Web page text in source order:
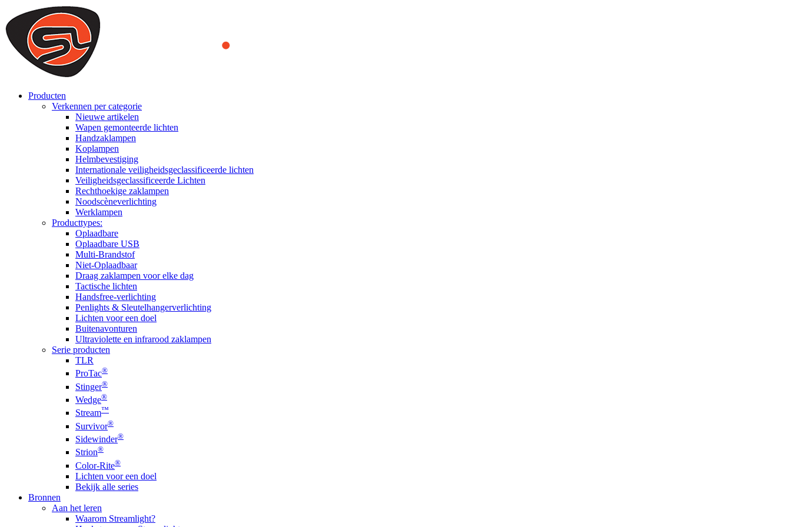
We use cookies to ensure that we provide you the best experience on our website. By continuing to browse this website, you accept that cookies are used to help us analyze how the website is used and to offer
you a better experience. To learn more or to find out how you can disable cookies, you can access our
ACCEPT AND CLOSE
Producten
Verkennen per categorie
Nieuwe artikelen
Wapen gemonteerde lichten
Handzaklampen
Koplampen
Helmbevestiging
Internationale veiligheidsgeclassificeerde lichten
Veiligheidsgeclassificeerde Lichten
Rechthoekige zaklampen
Noodscèneverlichting
Werklampen
Producttypes:
Oplaadbare
Oplaadbare USB
Multi-Brandstof
Niet-Oplaadbaar
Draag zaklampen voor elke dag
Tactische lichten
Handsfree-verlichting
Penlights & Sleutelhangerverlichting
Lichten voor een doel
Buitenavonturen
Ultraviolette en infrarood zaklampen
Serie producten
TLR
ProTac®
Stinger®
Wedge®
Stream™
Survivor®
Sidewinder®
Strion®
Color-Rite®
Lichten voor een doel
Bekijk alle series
Bronnen
Aan het leren
Waarom Streamlight?